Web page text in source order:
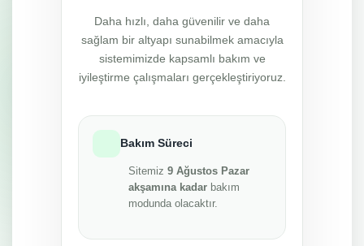
Daha hızlı, daha güvenilir ve daha
sağlam bir altyapı sunabilmek amacıyla
sistemimizde kapsamlı bakım ve
iyileştirme çalışmaları gerçekleştiriyoruz.
Bakım Süreci
Sitemiz 9 Ağustos Pazar
akşamına kadar bakım
modunda olacaktır.